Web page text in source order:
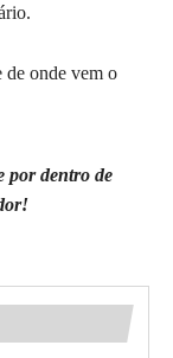
de onde vem o
por dentro de